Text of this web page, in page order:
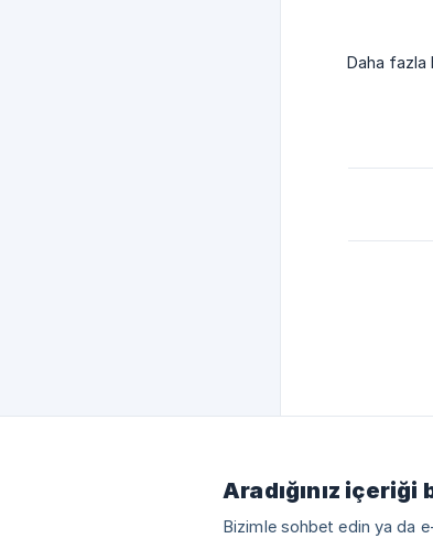
Daha fazla
Aradığınız içeriği
Bizimle sohbet edin ya da